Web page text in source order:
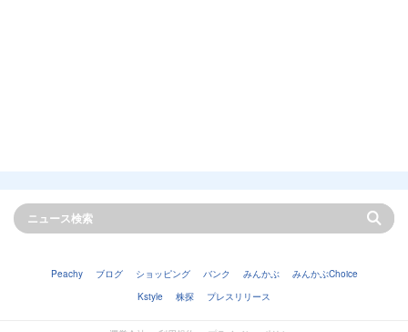
Peachy ブログ ショッピング バンク みんかぶ
みんかぶChoice
Kstyle
株探 プレスリリース